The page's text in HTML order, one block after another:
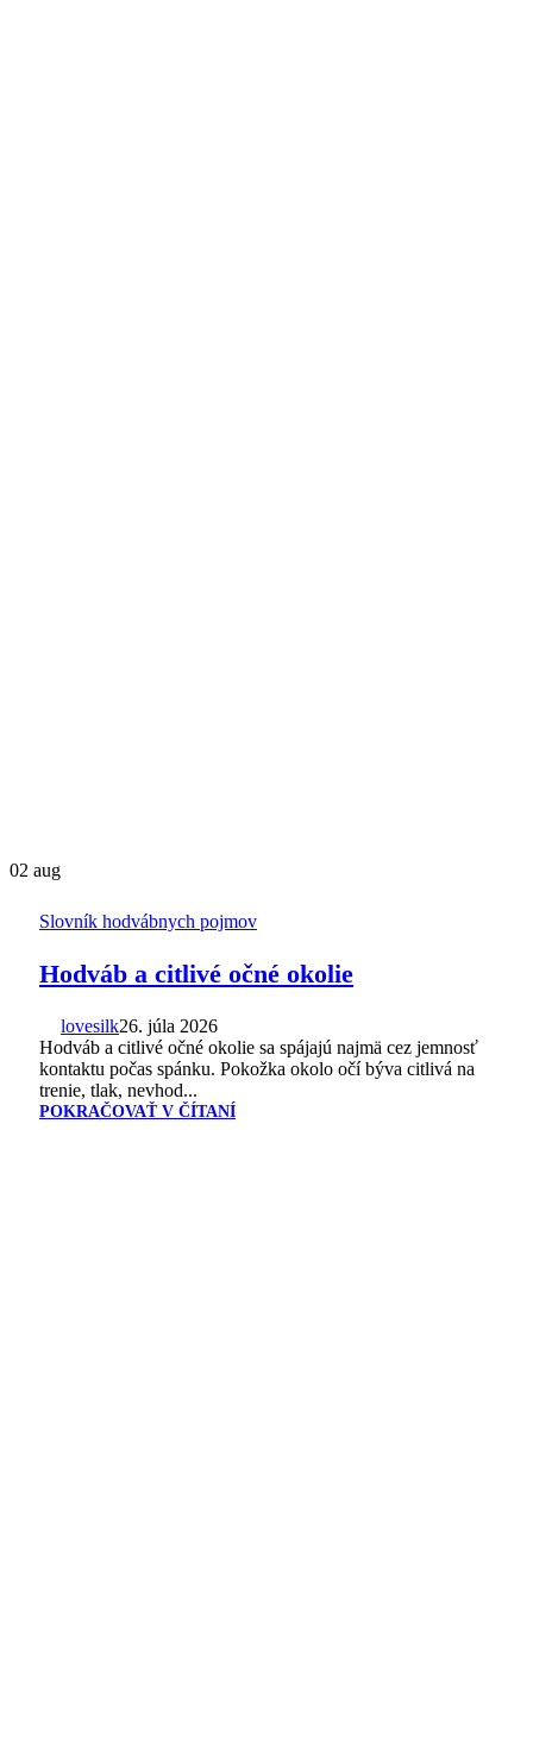
02 aug
Slovník hodvábnych pojmov
Hodváb a citlivé očné okolie
lovesilk26. júla 2026
Hodváb a citlivé očné okolie sa spájajú najmä cez jemnosť
kontaktu počas spánku. Pokožka okolo očí býva citlivá na
trenie, tlak, nevhod...
POKRAČOVAŤ V ČÍTANÍ